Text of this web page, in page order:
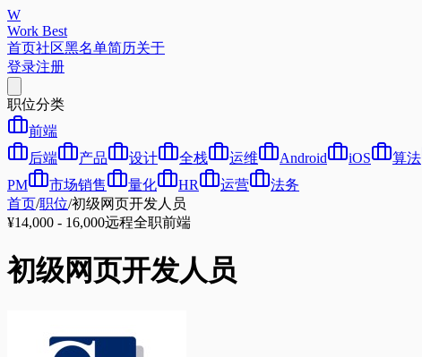
W
Work Best
首页社区黑名单简历关于
登录注册
职位分类
前端
后端
产品 设计 全栈 运维 Android iOS 算法
PM
市场销售 量化 HR 运营
法务
首页/职位/初级网页开发人员
¥14,000 - 16,000远程全职前端
初级网页开发人员